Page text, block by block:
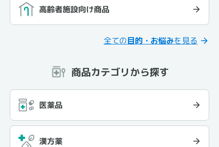
高齢者施設向け商品
全ての目的・お悩みを見る
商品カテゴリから探す
医薬品
漢方薬